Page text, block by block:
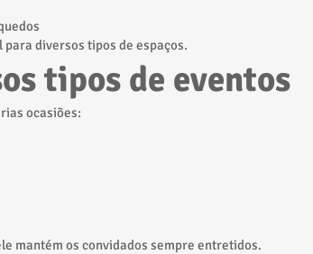
diversos tipos de espaços.
tipos de eventos
ocasiões:
mantém os convidados sempre entretidos.